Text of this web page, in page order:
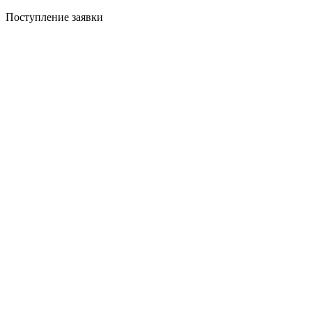
Поступление заявки